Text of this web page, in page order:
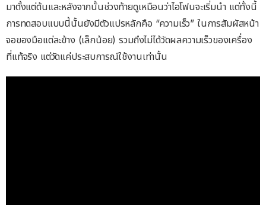
มาตั้งแต่ต้นและหลังจากนั้นช่วงท้ายดูเหมือนว่าไอโฟนจะเริ่มนำ แต่ทั้งนี้
การทดสอบแบบนี้นั้นยังมีตัวแปรหลักคือ “ความเร็ว” ในการสัมผัสหน้า
จอของมือแต่ละข้าง (เล็กน้อย) รวมถึงไม่ได้วัดผลความเร็วของเครื่อง
ที่แท้จริง แต่วัดแค่ประสบการณ์ใช้งานเท่านั้น